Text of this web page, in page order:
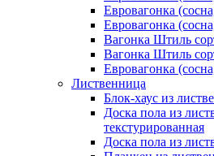
Евровагонка
Евровагонка
Вагонка Штиль
Вагонка Штиль
Евровагонка
Лиственница
Блок-хаус из
Доска пола из
текстурированная
Доска пола из